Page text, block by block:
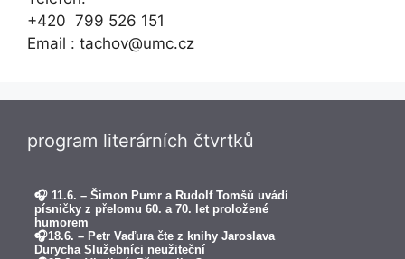
+420 799 526 151
Email : tachov@umc.cz
program literárních čtvrtků